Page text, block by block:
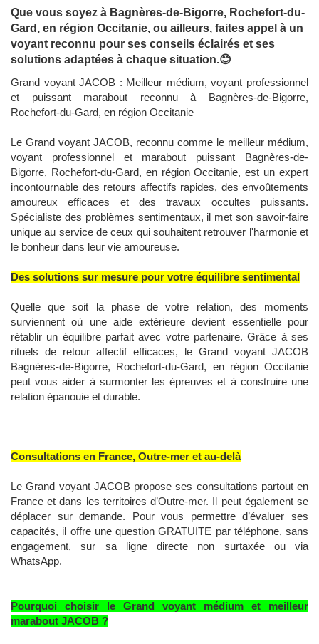
Que vous soyez à Bagnères-de-Bigorre, Rochefort-du-
Gard, en région Occitanie, ou ailleurs, faites appel à un
voyant reconnu pour ses conseils éclairés et ses
solutions adaptées à chaque situation.😊
Grand voyant JACOB : Meilleur médium, voyant professionnel
et puissant marabout reconnu à Bagnères-de-Bigorre,
Rochefort-du-Gard, en région Occitanie
Le Grand voyant JACOB, reconnu comme le meilleur médium,
voyant professionnel et marabout puissant Bagnères-de-
Bigorre, Rochefort-du-Gard, en région Occitanie, est un expert
incontournable des retours affectifs rapides, des envoûtements
amoureux efficaces et des travaux occultes puissants.
Spécialiste des problèmes sentimentaux, il met son savoir-faire
unique au service de ceux qui souhaitent retrouver l'harmonie et
le bonheur dans leur vie amoureuse.
Des solutions sur mesure pour votre équilibre sentimental
Quelle que soit la phase de votre relation, des moments
surviennent où une aide extérieure devient essentielle pour
rétablir un équilibre parfait avec votre partenaire. Grâce à ses
rituels de retour affectif efficaces, le Grand voyant JACOB
Bagnères-de-Bigorre, Rochefort-du-Gard, en région Occitanie
peut vous aider à surmonter les épreuves et à construire une
relation épanouie et durable.
Consultations en France, Outre-mer et au-delà
Le Grand voyant JACOB propose ses consultations partout en
France et dans les territoires d’Outre-mer. Il peut également se
déplacer sur demande. Pour vous permettre d’évaluer ses
capacités, il offre une question GRATUITE par téléphone, sans
engagement, sur sa ligne directe non surtaxée ou via
WhatsApp.
Pourquoi choisir le Grand voyant médium et meilleur
marabout JACOB ?